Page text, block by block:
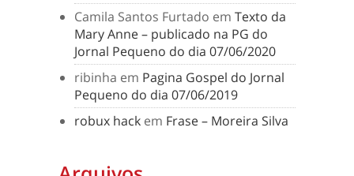
Camila Santos Furtado em Texto da
Mary Anne – publicado na PG do
Jornal Pequeno do dia 07/06/2020
ribinha em Pagina Gospel do Jornal
Pequeno do dia 07/06/2019
robux hack em Frase – Moreira Silva